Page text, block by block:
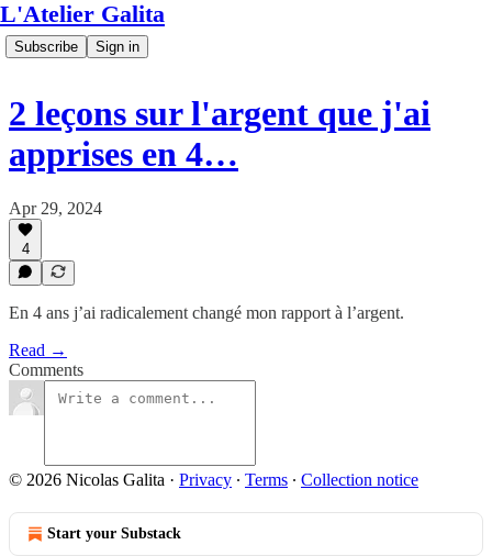
L'Atelier Galita
Subscribe Sign in
2 leçons sur l'argent que j'ai
apprises en 4…
Apr 29, 2024
4
En 4 ans j’ai radicalement changé mon rapport à l’argent.
Read →
Comments
© 2026 Nicolas Galita · Privacy ∙ Terms ∙ Collection notice
Start your Substack